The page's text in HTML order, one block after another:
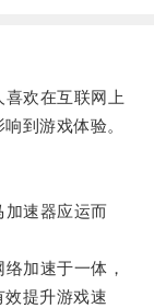
欢在互联网上
到游戏体验。
速器应运而
加速于一体，
提升游戏速